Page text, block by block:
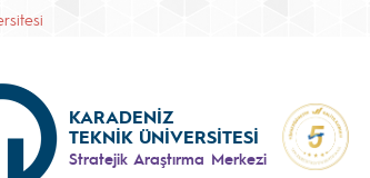
KARADENİZ
TEKNİK ÜNİVERSİTESİ
Stratejik Araştırma Merkezi